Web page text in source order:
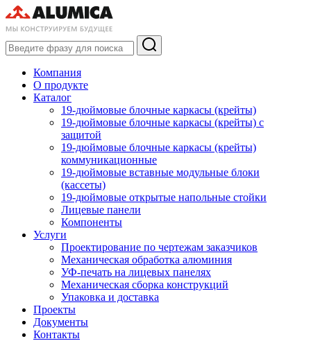
Компания
О продукте
Каталог
19-дюймовые блочные каркасы (крейты)
19-дюймовые блочные каркасы (крейты) с
защитой
19-дюймовые блочные каркасы (крейты)
коммуникационные
19-дюймовые вставные модульные блоки
(кассеты)
19-дюймовые открытые напольные стойки
Лицевые панели
Компоненты
Услуги
Проектирование по чертежам заказчиков
Механическая обработка алюминия
УФ-печать на лицевых панелях
Механическая сборка конструкций
Упаковка и доставка
Проекты
Документы
Контакты